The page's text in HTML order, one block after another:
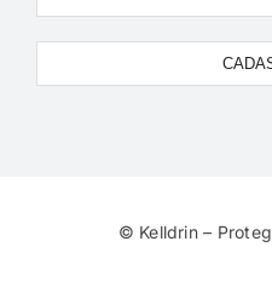
Business
© Kelldrin –